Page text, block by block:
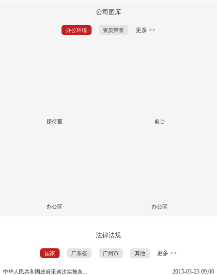
公司图库
办公环境 资质荣誉 更多 >>
接待室 前台
办公区 办公区
法律法规
国家 广东省 广州市 其他 更多 >>
中华人民共和国政府采购法实施条... 2015-03-23 09:00